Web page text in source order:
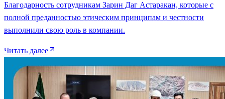
Благодарность сотрудникам Зарин Даг Астаракан, которые с
полной преданностью этическим принципам и честности
выполнили свою роль в компании.
Читать далее